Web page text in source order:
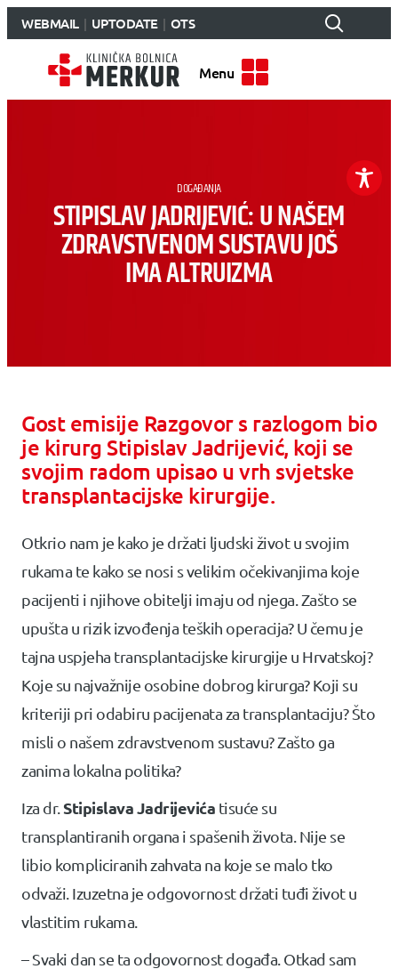
WEBMAIL UPTODATE OTS
Menu
DOGAĐANJA
STIPISLAV JADRIJEVIĆ: U NAŠEM
ZDRAVSTVENOM SUSTAVU JOŠ
IMA ALTRUIZMA
Gost emisije Razgovor s razlogom bio
je kirurg Stipislav Jadrijević, koji se
svojim radom upisao u vrh svjetske
transplantacijske kirurgije.
Otkrio nam je kako je držati ljudski život u svojim
rukama te kako se nosi s velikim očekivanjima koje
pacijenti i njihove obitelji imaju od njega. Zašto se
upušta u rizik izvođenja teških operacija? U čemu je
tajna uspjeha transplantacijske kirurgije u Hrvatskoj?
Koje su najvažnije osobine dobrog kirurga? Koji su
kriteriji pri odabiru pacijenata za transplantaciju? Što
misli o našem zdravstvenom sustavu? Zašto ga
zanima lokalna politika?
Iza dr. Stipislava Jadrijevića tisuće su
transplantiranih organa i spašenih života. Nije se
libio kompliciranih zahvata na koje se malo tko
odvaži. Izuzetna je odgovornost držati tuđi život u
vlastitim rukama.
– Svaki dan se ta odgovornost događa. Otkad sam